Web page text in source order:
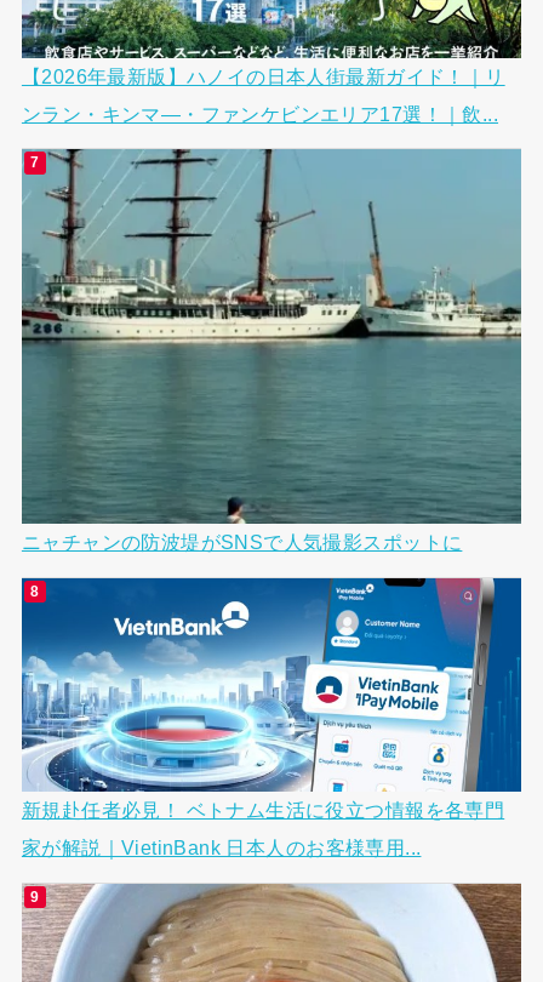
【2026年最新版】ハノイの日本人街最新ガイド！｜リ
ンラン・キンマ―・ファンケビンエリア17選！｜飲...
ニャチャンの防波堤がSNSで人気撮影スポットに
新規赴任者必見！ ベトナム生活に役立つ情報を各専門
家が解説｜VietinBank 日本人のお客様専用...